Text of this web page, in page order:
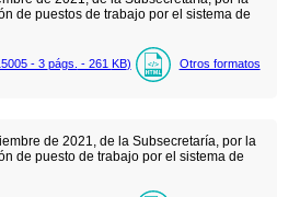
de puestos de trabajo por el sistema de
- 3 págs. - 261 KB) Otros formatos
de 2021, de la Subsecretaría, por la
de puesto de trabajo por el sistema de